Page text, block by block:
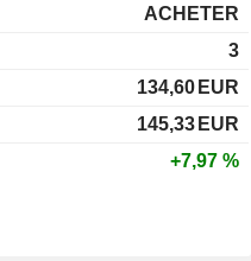
ACHETER
3
134,60 EUR
145,33 EUR
+7,97 %